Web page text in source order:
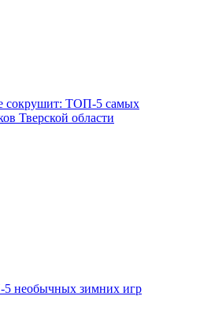
сокрушит: ТОП-5 самых
Тверской области
необычных зимних игр